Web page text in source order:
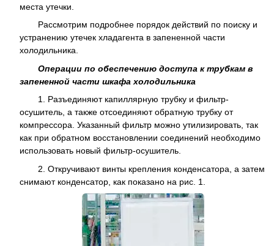
места утечки.
Рассмотрим подробнее порядок действий по поиску и
устранению утечек хладагента в запененной части
холодильника.
Операции по обеспечению доступа к трубкам в
запененной части шкафа холодильника
1. Разъединяют капиллярную трубку и фильтр-
осушитель, а также отсоединяют обратную трубку от
компрессора. Указанный фильтр можно утилизировать, так
как при обратном восстановлении соединений необходимо
использовать новый фильтр-осушитель.
2. Откручивают винты крепления конденсатора, а затем
снимают конденсатор, как показано на рис. 1.